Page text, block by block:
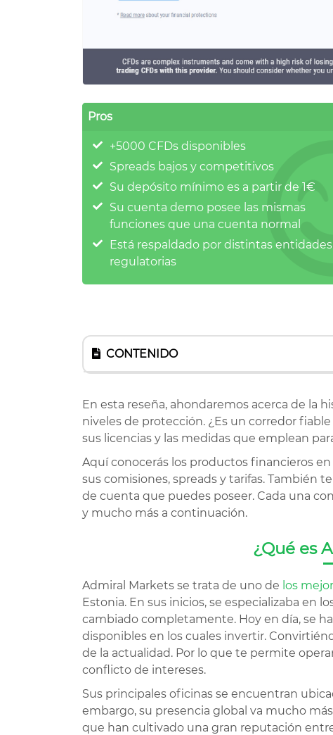
Pros
+5000 CFDs disponibles
Spreads bajos y competitivos
Su depósito mínimo es a partir de 1€
Su cuenta demo posee las mismas
funciones que una cuenta normal
Está respaldado por distintas entidades
regulatorias
CONTENIDO
En esta reseña, ahondaremos acerca de la
niveles de protección. ¿Es un corredor
sus licencias y las medidas que emplean
Aquí conocerás los productos financieros
sus comisiones, spreads y tarifas. También
de cuenta que puedes poseer. Cada una
y mucho más a continuación.
¿Qué es
Admiral Markets se trata de uno de los
Estonia. En sus inicios, se especializaba en
cambiado completamente. Hoy en día, se
disponibles en los cuales invertir.
de la actualidad. Por lo que te permite
conflicto de intereses.
Sus principales oficinas se encuentran
embargo, su presencia global va mucho
que han cultivado una gran reputación